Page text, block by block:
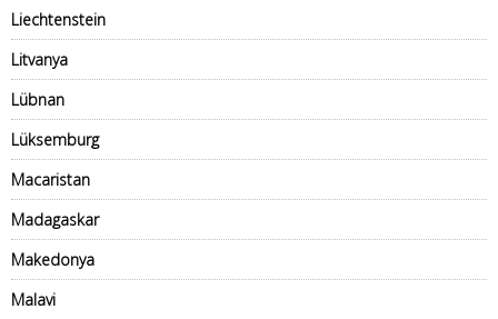
Liechtenstein
Litvanya
Lübnan
Lüksemburg
Macaristan
Madagaskar
Makedonya
Malavi